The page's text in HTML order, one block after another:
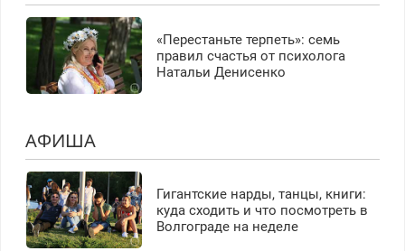
«Перестаньте терпеть»: семь
правил счастья от психолога
Натальи Денисенко
АФИША
Гигантские нарды, танцы, книги:
куда сходить и что посмотреть в
Волгограде на неделе